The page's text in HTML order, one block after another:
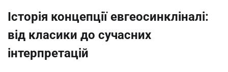
Історія концепції евгеосинкліналі:
від класики до сучасних
інтерпретацій